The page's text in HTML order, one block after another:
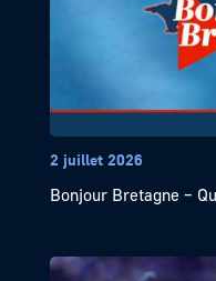
2 juillet 2026
Bonjour Bretagne –